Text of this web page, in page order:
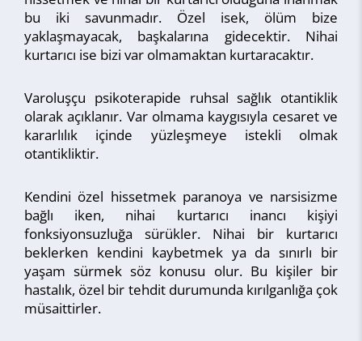
bu iki savunmadır. Özel isek, ölüm bize
yaklaşmayacak, başkalarına gidecektir. Nihai
kurtarıcı ise bizi var olmamaktan kurtaracaktır.
Varoluşçu psikoterapide ruhsal sağlık otantiklik
olarak açıklanır. Var olmama kaygısıyla cesaret ve
kararlılık içinde yüzleşmeye istekli olmak
otantikliktir.
Kendini özel hissetmek paranoya ve narsisizme
bağlı iken, nihai kurtarıcı inancı kişiyi
fonksiyonsuzluğa sürükler. Nihai bir kurtarıcı
beklerken kendini kaybetmek ya da sınırlı bir
yaşam sürmek söz konusu olur. Bu kişiler bir
hastalık, özel bir tehdit durumunda kırılganlığa çok
müsaittirler.